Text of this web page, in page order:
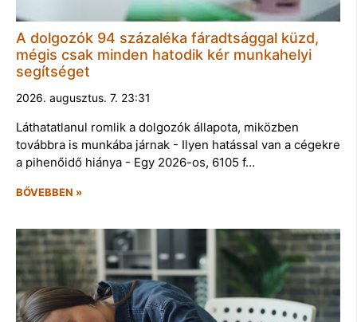
A dolgozók 94 százaléka fáradtsággal küzd,
mégis csak minden hatodik kér munkahelyi
segítséget
2026. augusztus. 7. 23:31
Láthatatlanul romlik a dolgozók állapota, miközben
továbbra is munkába járnak - Ilyen hatással van a cégekre
a pihenőidő hiánya - Egy 2026-os, 6105 f…
BŐVEBBEN »